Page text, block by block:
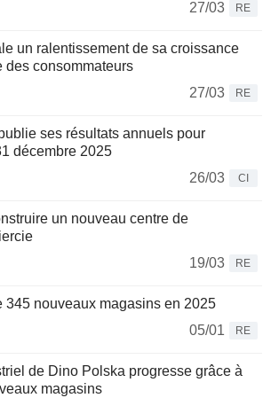
27/03
RE
un ralentissement de sa croissance
des consommateurs
27/03
RE
ses résultats annuels pour
décembre 2025
26/03
CI
un nouveau centre de
19/03
RE
345 nouveaux magasins en 2025
05/01
RE
de Dino Polska progresse grâce à
magasins